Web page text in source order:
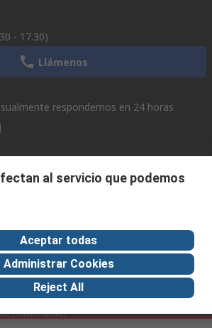
- 17.30)
Llámenos
respondemos en 24 horas
de RS
de RS
mundo
corporativo
Industria
Zona Industria
al servicio que podemos
Aceptar todas
Administrar Cookies
Reject All